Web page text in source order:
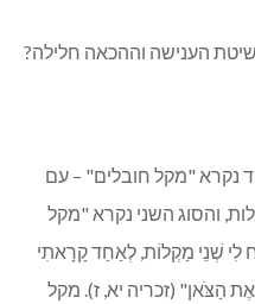
הענישה וההכאה חלילה?
נקרא "מקל חובלים" – עם
והסוג השני נקרא "מקל
לִי שְׁנֵי מַקְלוֹת, לְאַחַד קָרָאתִי
הַצֹּאן" (זכריה יא, ז). מקל